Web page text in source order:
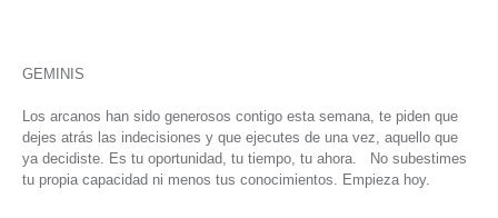
GEMINIS
Los arcanos han sido generosos contigo esta semana, te piden que
dejes atrás las indecisiones y que ejecutes de una vez, aquello que
ya decidiste. Es tu oportunidad, tu tiempo, tu ahora. No subestimes
tu propia capacidad ni menos tus conocimientos. Empieza hoy.